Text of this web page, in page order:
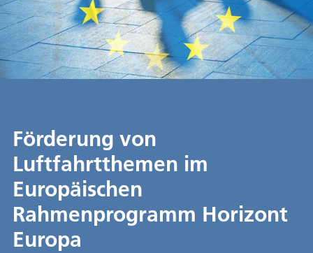
Förderung von
Luftfahrtthemen im
Europäischen
Rahmenprogramm Horizont
Europa